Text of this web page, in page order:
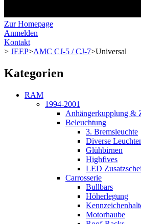
Zur Homepage
Anmelden
Kontakt
> JEEP>AMC CJ-5 / CJ-7>Universal
Kategorien
RAM
1994-2001
Anhängerkupplung &
Beleuchtung
3. Bremsleuchte
Diverse
Glühbirnen
Highfives
LED
Carrosserie
Bullbars
Höherlegung
Motorhaube